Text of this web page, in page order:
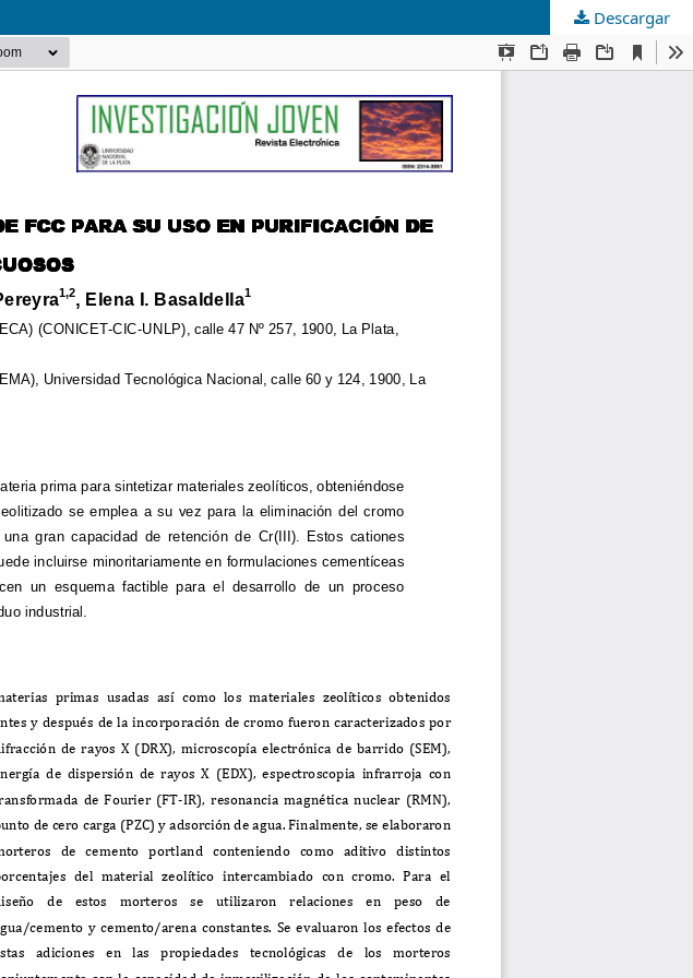
Descargar